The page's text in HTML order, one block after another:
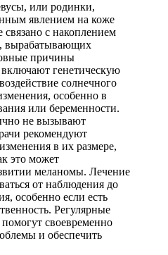
или родинки,
явлением на коже
с накоплением
вырабатывающих
причины
генетическую
солнечного
особенно в
или беременности.
не вызывают
рекомендуют
в их размере,
это может
меланомы. Лечение
от наблюдения до
особенно если есть
Регулярные
своевременно
и обеспечить